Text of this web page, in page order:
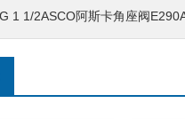
G 1 1/2ASCO阿斯卡角座阀E290A064